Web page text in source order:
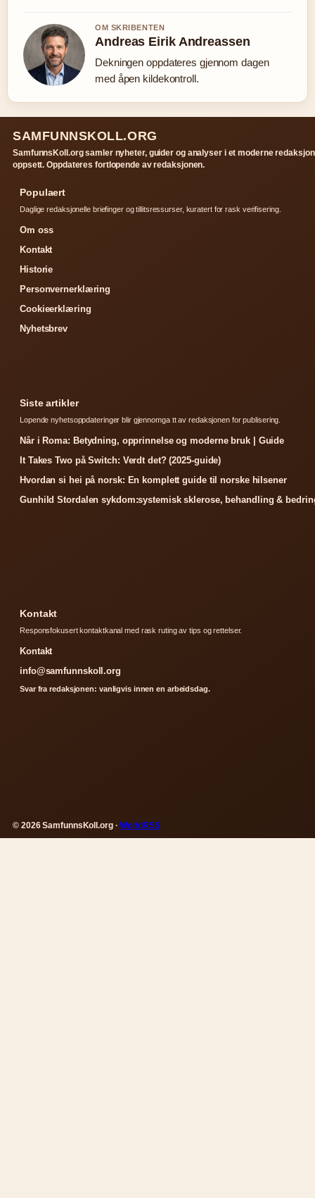
OM SKRIBENTEN
Andreas Eirik Andreassen
Dekningen oppdateres gjennom dagen
med åpen kildekontroll.
SAMFUNNSKOLL.ORG
SamfunnsKoll.org samler nyheter, guider og analyser i et moderne
oppsett. Oppdateres fortlopende av redaksjonen.
Populaert
Daglige redaksjonelle briefinger og tillitsressurser, kuratert for rask verifisering.
Om oss
Kontakt
Historie
Personvernerklæring
Cookieerklæring
Nyhetsbrev
Siste artikler
Lopende nyhetsoppdateringer blir gjennomga tt av redaksjonen for publisering.
Når i Roma: Betydning, opprinnelse og moderne bruk | Guide
It Takes Two på Switch: Verdt det? (2025-guide)
Hvordan si hei på norsk: En komplett guide til norske hilsener
Gunhild Stordalen sykdom:systemisk sklerose, behandling &
Kontakt
Responsfokusert kontaktkanal med rask ruting av tips og rettelser.
Kontakt
info@samfunnskoll.org
Svar fra redaksjonen: vanligvis innen en arbeidsdag.
© 2026 SamfunnsKoll.org ·WorldRSS